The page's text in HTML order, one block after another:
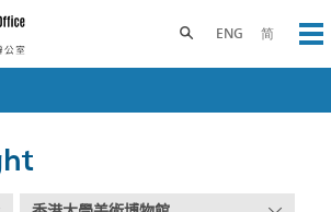
ENG 简
Toggle search panel